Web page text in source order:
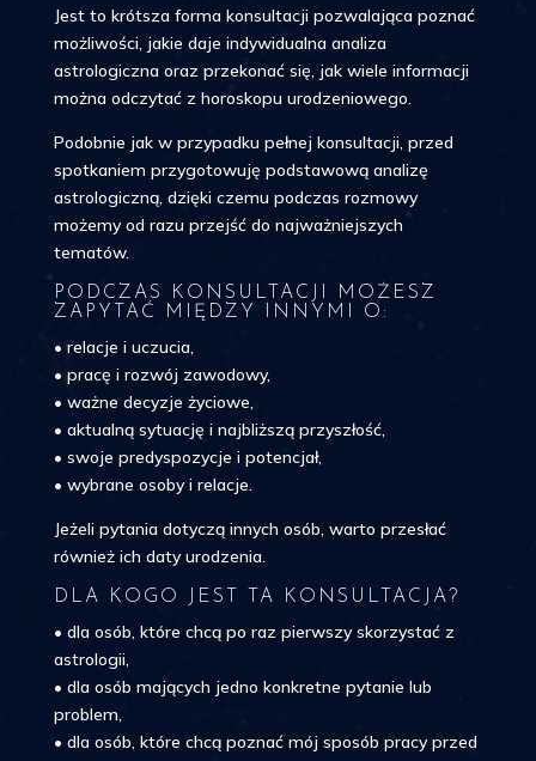
Jest to krótsza forma konsultacji pozwalająca poznać
możliwości, jakie daje indywidualna analiza
astrologiczna oraz przekonać się, jak wiele informacji
można odczytać z horoskopu urodzeniowego.
Podobnie jak w przypadku pełnej konsultacji, przed
spotkaniem przygotowuję podstawową analizę
astrologiczną, dzięki czemu podczas rozmowy
możemy od razu przejść do najważniejszych
tematów.
PODCZAS KONSULTACJI MOŻESZ
ZAPYTAĆ MIĘDZY INNYMI O:
• relacje i uczucia,
• pracę i rozwój zawodowy,
• ważne decyzje życiowe,
• aktualną sytuację i najbliższą przyszłość,
• swoje predyspozycje i potencjał,
• wybrane osoby i relacje.
Jeżeli pytania dotyczą innych osób, warto przesłać
również ich daty urodzenia.
DLA KOGO JEST TA KONSULTACJA?
• dla osób, które chcą po raz pierwszy skorzystać z
astrologii,
• dla osób mających jedno konkretne pytanie lub
problem,
• dla osób, które chcą poznać mój sposób pracy przed